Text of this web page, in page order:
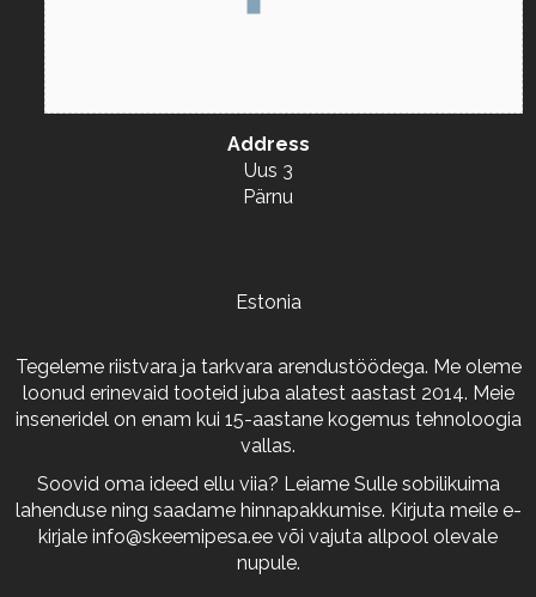
Address
Uus 3
Pärnu
Estonia
Tegeleme riistvara ja tarkvara arendustöödega. Me oleme
loonud erinevaid tooteid juba alatest aastast 2014. Meie
inseneridel on enam kui 15-aastane kogemus tehnoloogia
vallas.
Soovid oma ideed ellu viia? Leiame Sulle sobilikuima
lahenduse ning saadame hinnapakkumise. Kirjuta meile e-
kirjale info@skeemipesa.ee või vajuta allpool olevale
nupule.